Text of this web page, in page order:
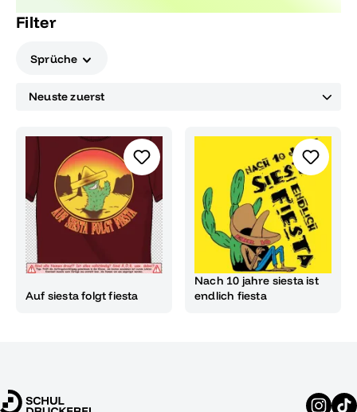
sie Trends und Traditionen vereinen.
Filter
Sprüche
Auf siesta folgt fiesta
Nach 10 jahre siesta ist
endlich fiesta